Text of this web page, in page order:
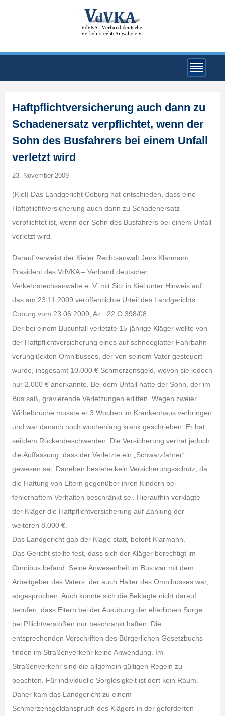
Haftpflichtversicherung auch dann zu
Schadenersatz verpflichtet, wenn der
Sohn des Busfahrers bei einem Unfall
verletzt wird
23. November 2009
(Kiel) Das Landgericht Coburg hat entschieden, dass eine
Haftpflichtversicherung auch dann zu Schadenersatz
verpflichtet ist, wenn der Sohn des Busfahrers bei einem Unfall
verletzt wird.
Darauf verweist der Kieler Rechtsanwalt Jens Klarmann,
Präsident des VdVKA – Verband deutscher
Verkehrsrechsanwälte e. V. mit Sitz in Kiel unter Hinweis auf
das am 23.11.2009 veröffentlichte Urteil des Landgerichts
Coburg vom 23.06.2009, Az.: 22 O 398/08.
Der bei einem Busunfall verletzte 15-jährige Kläger wollte von
der Haftpflichtversicherung eines auf schneeglatter Fahrbahn
verunglückten Omnibusses, der von seinem Vater gesteuert
wurde, insgesamt 10.000 € Schmerzensgeld, wovon sie jedoch
nur 2.000 € anerkannte. Bei dem Unfall hatte der Sohn, der im
Bus saß, gravierende Verletzungen erlitten. Wegen zweier
Wirbelbrüche musste er 3 Wochen im Krankenhaus verbringen
und war danach noch wochenlang krank geschrieben. Er hat
seitdem Rückenbeschwerden. Die Versicherung vertrat jedoch
die Auffassung, dass der Verletzte ein „Schwarzfahrer“
gewesen sei. Daneben bestehe kein Versicherungsschutz, da
die Haftung von Eltern gegenüber ihren Kindern bei
fehlerhaftem Verhalten beschränkt sei. Hieraufhin verklagte
der Kläger die Haftpflichtversicherung auf Zahlung der
weiteren 8.000 €.
Das Landgericht gab der Klage statt, betont Klarmann.
Das Gericht stellte fest, dass sich der Kläger berechtigt im
Omnibus befand. Seine Anwesenheit im Bus war mit dem
Arbeitgeber des Vaters, der auch Halter des Omnibusses war,
abgesprochen. Auch konnte sich die Beklagte nicht darauf
berufen, dass Eltern bei der Ausübung der elterlichen Sorge
bei Pflichtverstößen nur beschränkt haften. Die
entsprechenden Vorschriften des Bürgerlichen Gesetzbuchs
finden im Straßenverkehr keine Anwendung. Im
Straßenverkehr sind die allgemein gültigen Regeln zu
beachten. Für individuelle Sorglosigkeit ist dort kein Raum.
Daher kam das Landgericht zu einem
Schmerzensgeldanspruch des Klägers in der geforderten